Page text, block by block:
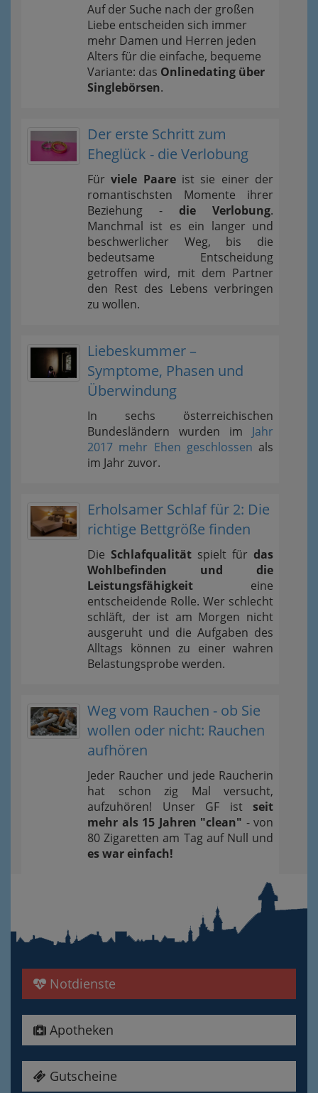
Auf der Suche nach der großen
Liebe entscheiden sich immer
mehr Damen und Herren jeden
Alters für die einfache, bequeme
Variante: das Onlinedating über
Singlebörsen.
Der erste Schritt zum
Eheglück - die Verlobung
Fürviele Paareist sie einer der
romantischsten Momente ihrer
Beziehung - die Verlobung.
Manchmal ist es ein langer und
beschwerlicher Weg, bis die
bedeutsame Entscheidung
getroffen wird, mit dem Partner
den Rest des Lebens verbringen
zu wollen.
Liebeskummer –
Symptome, Phasen und
Überwindung
In sechs österreichischen
Bundesländern wurden im Jahr
2017 mehr Ehen geschlossen als
im Jahr zuvor.
Erholsamer Schlaf für 2: Die
richtige Bettgröße finden
Die Schlafqualität spielt für das
Wohlbefinden und die
Leistungsfähigkeit eine
entscheidende Rolle. Wer schlecht
schläft, der ist am Morgen nicht
ausgeruht und die Aufgaben des
Alltags können zu einer wahren
Belastungsprobe werden.
Weg vom Rauchen - ob Sie
wollen oder nicht: Rauchen
aufhören
Jeder Raucher und jede Raucherin
hat schon zig Mal versucht,
aufzuhören! Unser GF ist seit
mehr als 15 Jahren "clean" - von
80 Zigaretten am Tag auf Null und
es war einfach!
Notdienste
Apotheken
Gutscheine